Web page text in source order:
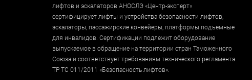
лифтов и эскалаторов АНОСЛЭ «Центр-эксперт»
сертифицирует лифты и устройства безопасности лифтов,
эскалаторы, пассажирские конвейеры, платформы подъемные
для инвалидов. Сертификации подлежит оборудование
выпускаемое в обращение на территории стран Таможенного
Союза и соответствует требованиям технического регламента
ТР ТС 011/2011 «Безопасность лифтов».